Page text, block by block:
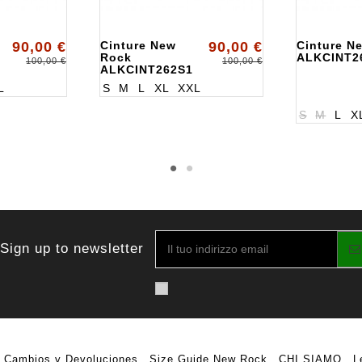
90,00 €
100,00 €
Cinture New
Rock
ALKCINT262S1
90,00 €
100,00 €
S M L XL XXL
Cinture
S M L XL
Sign up to newsletter
Cambios y Devoluciones Size Guide New Rock CHI SIAMO